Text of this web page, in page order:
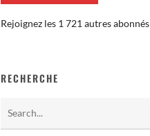
Rejoignez les 1 721 autres abonnés
RECHERCHE